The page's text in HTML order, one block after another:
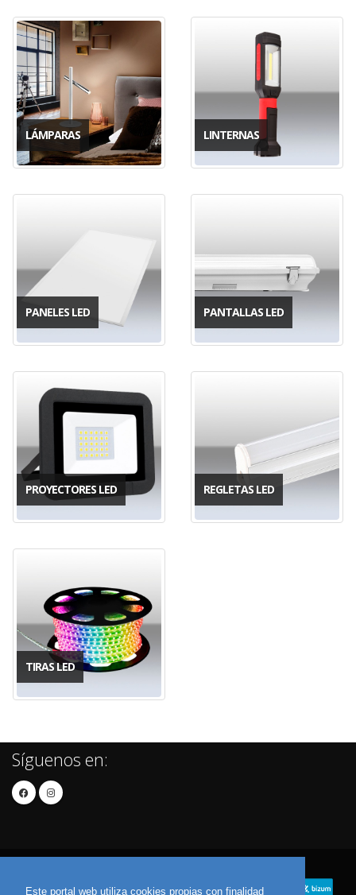
Este portal web utiliza cookies propias con finalidad
LÁMPARAS LINTERNAS
PANELES LED PANTALLAS LED
PROYECTORES LED REGLETAS LED
TIRAS LED
Síguenos en: